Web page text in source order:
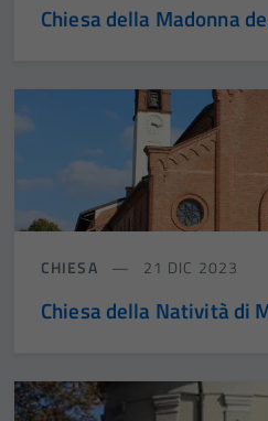
Chiesa della Madonna
CHIESA 21 DIC 2023
Chiesa della Natività di